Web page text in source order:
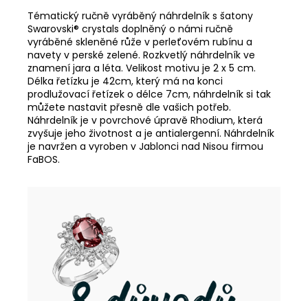
Tématický ručně vyráběný náhrdelník s šatony
Swarovski® crystals doplněný o námi ručně
vyráběné skleněné růže v perleťovém rubínu a
navety v perské zelené. Rozkvetlý náhrdelník ve
znamení jara a léta. Velikost motivu je 2 x 5 cm.
Délka řetízku je 42cm, který má na konci
prodlužovací řetízek o délce 7cm, náhrdelník si tak
můžete nastavit přesně dle vašich potřeb.
Náhrdelník je v povrchové úpravě Rhodium, která
zvyšuje jeho životnost a je antialergenní. Náhrdelník
je navržen a vyroben v Jablonci nad Nisou firmou
FaBOS.